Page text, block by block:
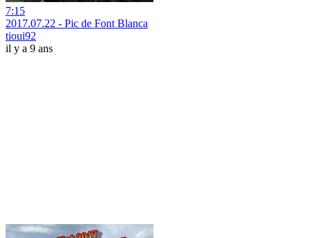
7:15
2017.07.22 - Pic de Font Blanca
tioui92
il y a 9 ans